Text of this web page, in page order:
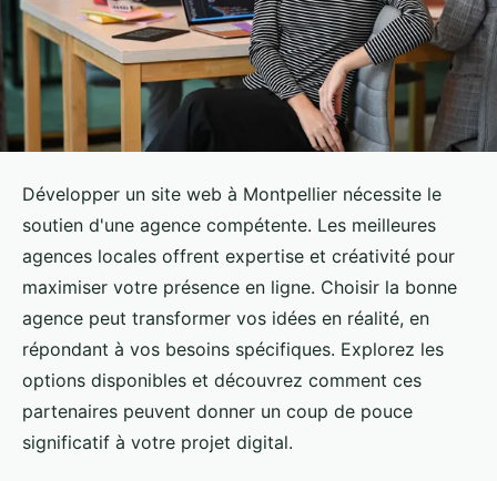
Développer un site web à Montpellier nécessite le
soutien d'une agence compétente. Les meilleures
agences locales offrent expertise et créativité pour
maximiser votre présence en ligne. Choisir la bonne
agence peut transformer vos idées en réalité, en
répondant à vos besoins spécifiques. Explorez les
options disponibles et découvrez comment ces
partenaires peuvent donner un coup de pouce
significatif à votre projet digital.